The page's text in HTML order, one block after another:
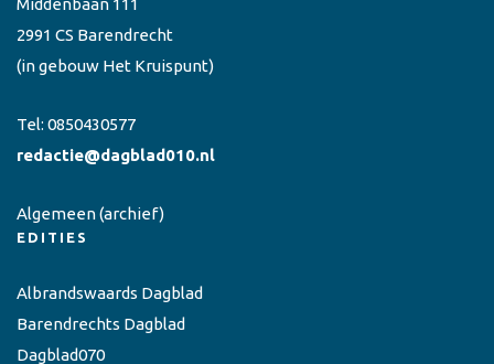
2991 CS Barendrecht
(in gebouw Het Kruispunt)
Tel: 0850430577
redactie@dagblad010.nl
Algemeen(archief)
EDITIES
Albrandswaards Dagblad
Barendrechts Dagblad
Dagblad070